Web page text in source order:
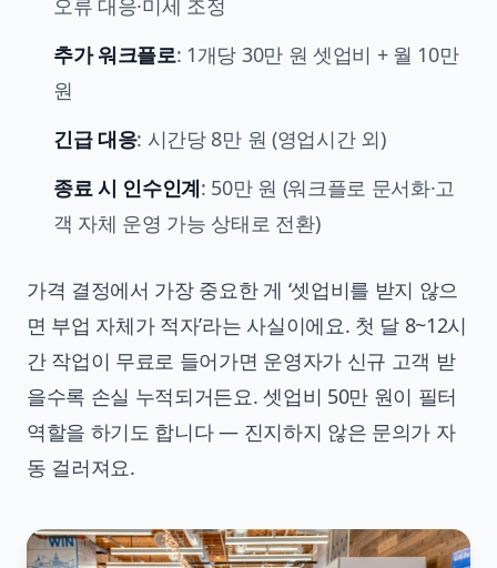
오류 대응·미세 조정
추가 워크플로: 1개당 30만 원 셋업비 + 월 10만
원
긴급 대응: 시간당 8만 원 (영업시간 외)
종료 시 인수인계: 50만 원 (워크플로 문서화·고
객 자체 운영 가능 상태로 전환)
가격 결정에서 가장 중요한 게 ‘셋업비를 받지 않으
면 부업 자체가 적자’라는 사실이에요. 첫 달 8~12시
간 작업이 무료로 들어가면 운영자가 신규 고객 받
을수록 손실 누적되거든요. 셋업비 50만 원이 필터
역할을 하기도 합니다 — 진지하지 않은 문의가 자
동 걸러져요.